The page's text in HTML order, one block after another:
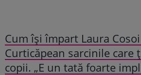
Cum își împart Laura
Curticăpean sarcinile care
copii. „E un tată foarte